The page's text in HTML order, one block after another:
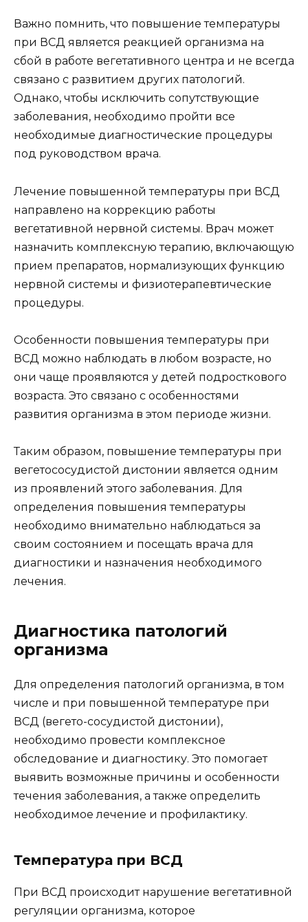
Важно помнить, что повышение температуры
при ВСД является реакцией организма на
сбой в работе вегетативного центра и не всегда
связано с развитием других патологий.
Однако, чтобы исключить сопутствующие
заболевания, необходимо пройти все
необходимые диагностические процедуры
под руководством врача.
Лечение повышенной температуры при ВСД
направлено на коррекцию работы
вегетативной нервной системы. Врач может
назначить комплексную терапию, включающую
прием препаратов, нормализующих функцию
нервной системы и физиотерапевтические
процедуры.
Особенности повышения температуры при
ВСД можно наблюдать в любом возрасте, но
они чаще проявляются у детей подросткового
возраста. Это связано с особенностями
развития организма в этом периоде жизни.
Таким образом, повышение температуры при
вегетососудистой дистонии является одним
из проявлений этого заболевания. Для
определения повышения температуры
необходимо внимательно наблюдаться за
своим состоянием и посещать врача для
диагностики и назначения необходимого
лечения.
Диагностика патологий
организма
Для определения патологий организма, в том
числе и при повышенной температуре при
ВСД (вегето-сосудистой дистонии),
необходимо провести комплексное
обследование и диагностику. Это помогает
выявить возможные причины и особенности
течения заболевания, а также определить
необходимое лечение и профилактику.
Температура при ВСД
При ВСД происходит нарушение вегетативной
регуляции организма, которое